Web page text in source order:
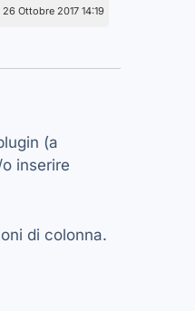
Ottobre 2017 14:19
(a
inserire
di colonna.